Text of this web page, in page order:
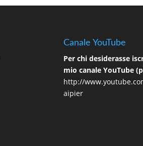
Canale YouTube
Per chi desiderasse
mio canale YouTube
http://
aipier